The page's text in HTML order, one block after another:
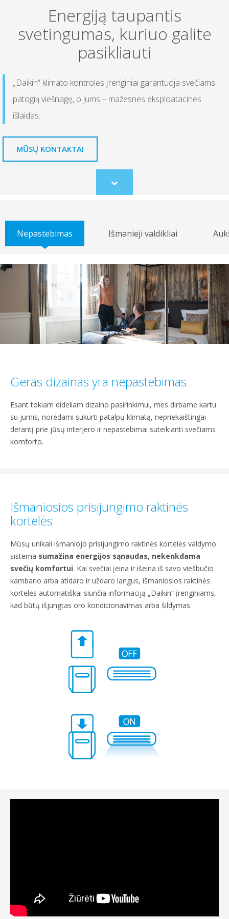
Energiją taupantis
svetingumas, kuriuo galite
pasikliauti
„Daikin“ klimato kontrolės įrenginiai garantuoja svečiams
patogią viešnagę, o jums – mažesnes eksploatacines
išlaidas.
MŪSŲ KONTAKTAI
Scroll
to
Nepastebimas Išmanieji valdikliai
Geras dizainas yra nepastebimas
Esant tokiam dideliam dizaino pasirinkimui, mes dirbame kartu
su jumis, norėdami sukurti patalpų klimatą, nepriekaištingai
derantį prie jūsų interjero ir nepastebimai suteikianti svečiams
komforto.
Išmaniosios prisijungimo raktinės
kortelės
Mūsų unikali išmaniojo prisijungimo raktinės kortelės valdymo
sistema sumažina energijos sąnaudas, nekenkdama
svečių komfortui. Kai svečiai įeina ir išeina iš savo viešbučio
kambario arba atidaro ir uždaro langus, išmaniosios raktinės
kortelės automatiškai siunčia informaciją „Daikin“ įrenginiams,
kad būtų išjungtas oro kondicionavimas arba šildymas.